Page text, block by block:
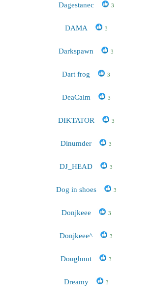
Dagestanec 3
DAMA 3
Darkspawn 3
Dart frog 3
DeaCalm 3
DIKTATOR 3
Dinumder 3
DJ_HEAD 3
Dog in shoes 3
Donjkeee 3
Donjkeee^ 3
Doughnut 3
Dreamy 3